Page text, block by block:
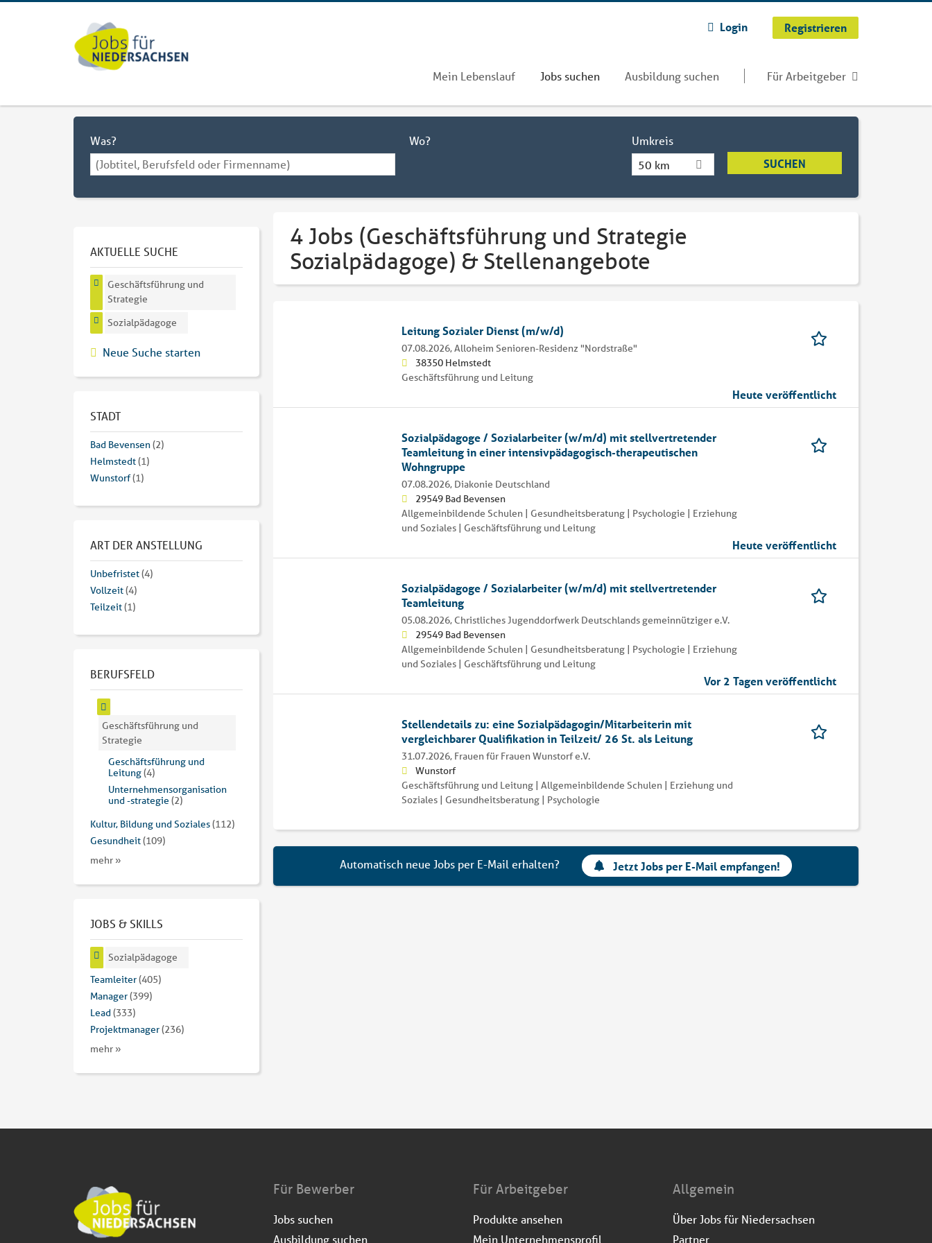
Login Registrieren
Mein Lebenslauf Jobs suchen Ausbildung suchen Für Arbeitgeber
Was? Wo?
Umkreis
50 km
4 Jobs (Geschäftsführung und Strategie
Sozialpädagoge) & Stellenangebote
Leitung Sozialer Dienst (m/w/d)
07.08.2026,Alloheim Senioren-Residenz "Nordstraße"
38350 Helmstedt
Geschäftsführung und Leitung
Heute veröffentlicht
Sozialpädagoge / Sozialarbeiter (w/m/d) mit stellvertretender
Teamleitung in einer intensivpädagogisch-therapeutischen
Wohngruppe
07.08.2026, Diakonie Deutschland
29549 Bad Bevensen
Allgemeinbildende Schulen | Gesundheitsberatung | Psychologie | Erziehung
und Soziales | Geschäftsführung und Leitung
Heute veröffentlicht
Sozialpädagoge / Sozialarbeiter (w/m/d) mit stellvertretender
Teamleitung
05.08.2026, Christliches Jugenddorfwerk Deutschlands gemeinnütziger e.V.
29549 Bad Bevensen
Allgemeinbildende Schulen | Gesundheitsberatung | Psychologie | Erziehung
und Soziales | Geschäftsführung und Leitung
Vor 2 Tagen veröffentlicht
Stellendetails zu: eine Sozialpädagogin/Mitarbeiterin mit
vergleichbarer Qualifikation in Teilzeit/ 26 St. als Leitung
31.07.2026, Frauen für Frauen Wunstorf e.V.
Wunstorf
Geschäftsführung und Leitung | Allgemeinbildende Schulen | Erziehung und
Soziales | Gesundheitsberatung | Psychologie
Automatisch neue Jobs per E-Mail erhalten? Jetzt Jobs per E-Mail empfangen!
AKTUELLE SUCHE
Geschäftsführung und
Strategie
Sozialpädagoge
Neue Suche starten
STADT
Bad Bevensen(2)
Helmstedt(1)
Wunstorf(1)
ART DER ANSTELLUNG
Unbefristet(4)
Vollzeit(4)
Teilzeit(1)
BERUFSFELD
Geschäftsführung und
Strategie
Geschäftsführung und
Leitung(4)
Unternehmensorganisation
und -strategie (2)
Kultur, Bildung und Soziales(112)
Gesundheit(109)
mehr »
JOBS & SKILLS
Sozialpädagoge
Teamleiter(405)
Manager(399)
Lead(333)
Projektmanager(236)
mehr »
Für Bewerber
Jobs suchen
Ausbildung suchen
Für Arbeitgeber
Produkte ansehen
Mein Unternehmensprofil
Allgemein
Über Jobs für Niedersachsen
Partner